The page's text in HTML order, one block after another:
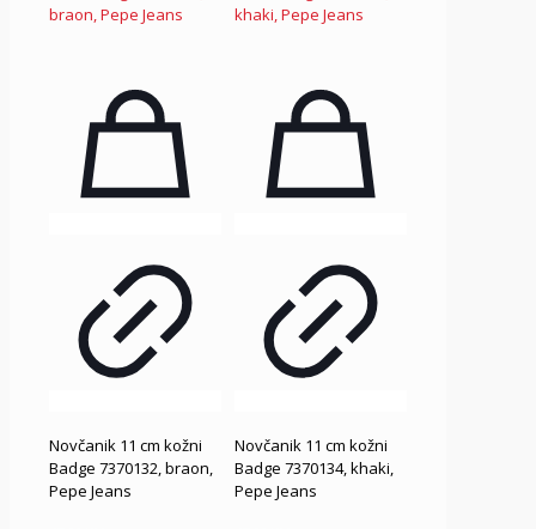
Novčanik 11 cm kožni
Badge 7370132, braon,
Pepe Jeans
Novčanik 11 cm kožni
Badge 7370134, khaki,
Pepe Jeans